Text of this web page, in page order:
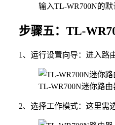
输入TL-WR700N的
步骤五：TL-
1、运行设置向导：进入路
TL-WR700N迷你路
2、选择工作模式：这里需